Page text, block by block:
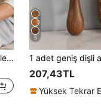
1 adet Ahşap Masaj Silindiri Aleti, Şekillendirme, Lenfatik Drenaj, Peeling İçin Manuel Masaj Silindiri Çubuğu, Ayrıca Bel, Uyluk ve Karın Kas Masajı İçin Uygundur, Okul, Okula Dönüş, Seyahat, Ev, Spa, Masaj Aletleri, Masaj ve Çeşitli Kullanımlar İçin Uygundur
5
207,43TL